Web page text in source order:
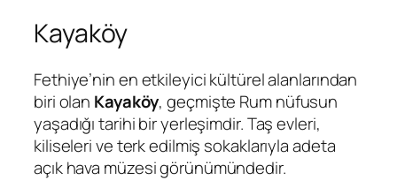
Kayaköy
Fethiye’nin en etkileyici kültürel alanlarından
biri olan Kayaköy, geçmişte Rum nüfusun
yaşadığı tarihi bir yerleşimdir. Taş evleri,
kiliseleri ve terk edilmiş sokaklarıyla adeta
açık hava müzesi görünümündedir.